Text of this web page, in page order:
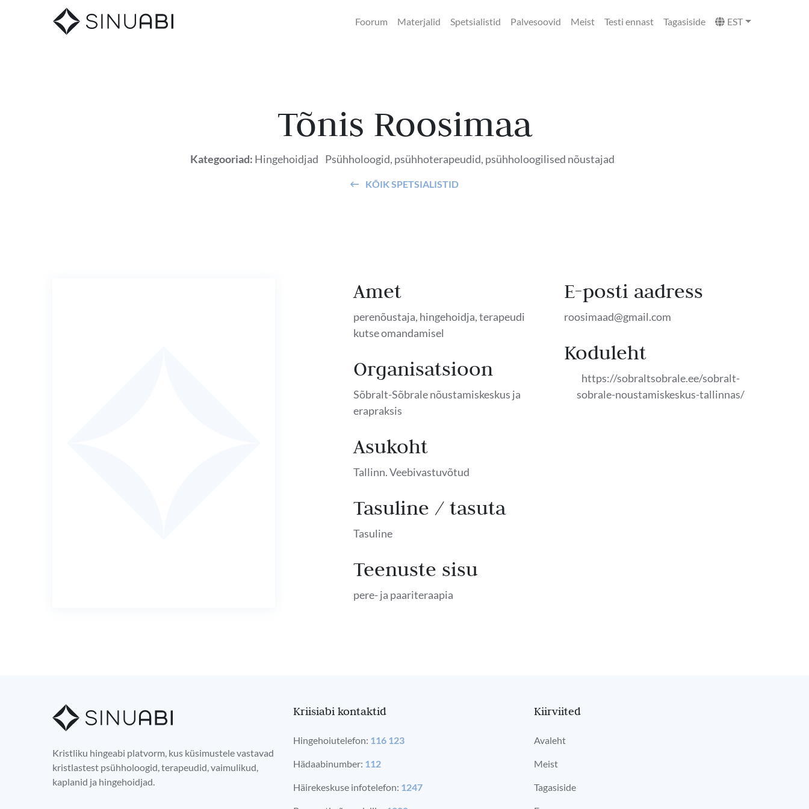
Foorum Materjalid Spetsialistid Palvesoovid Meist Testi ennast Tagasiside EST
Tõnis Roosimaa
Kategooriad: Hingehoidjad Psühholoogid, psühhoterapeudid, psühholoogilised nõustajad
KÕIK SPETSIALISTID
Amet
perenõustaja, hingehoidja, terapeudi
kutse omandamisel
Organisatsioon
Sõbralt-Sõbrale nõustamiskeskus ja
erapraksis
Asukoht
Tallinn. Veebivastuvõtud
Tasuline / tasuta
Tasuline
Teenuste sisu
pere- ja paariteraapia
E-posti aadress
roosimaad@gmail.com
Koduleht
https://sobraltsobrale.ee/sobralt-
sobrale-noustamiskeskus-tallinnas/
Kristliku hingeabi platvorm, kus küsimustele vastavad
kristlastest psühholoogid, terapeudid, vaimulikud,
kaplanid ja hingehoidjad.
Kriisiabi kontaktid
Hingehoiutelefon: 116 123
Hädaabinumber: 112
Häirekeskuse infotelefon: 1247
Kiirviited
Avaleht
Meist
Tagasiside